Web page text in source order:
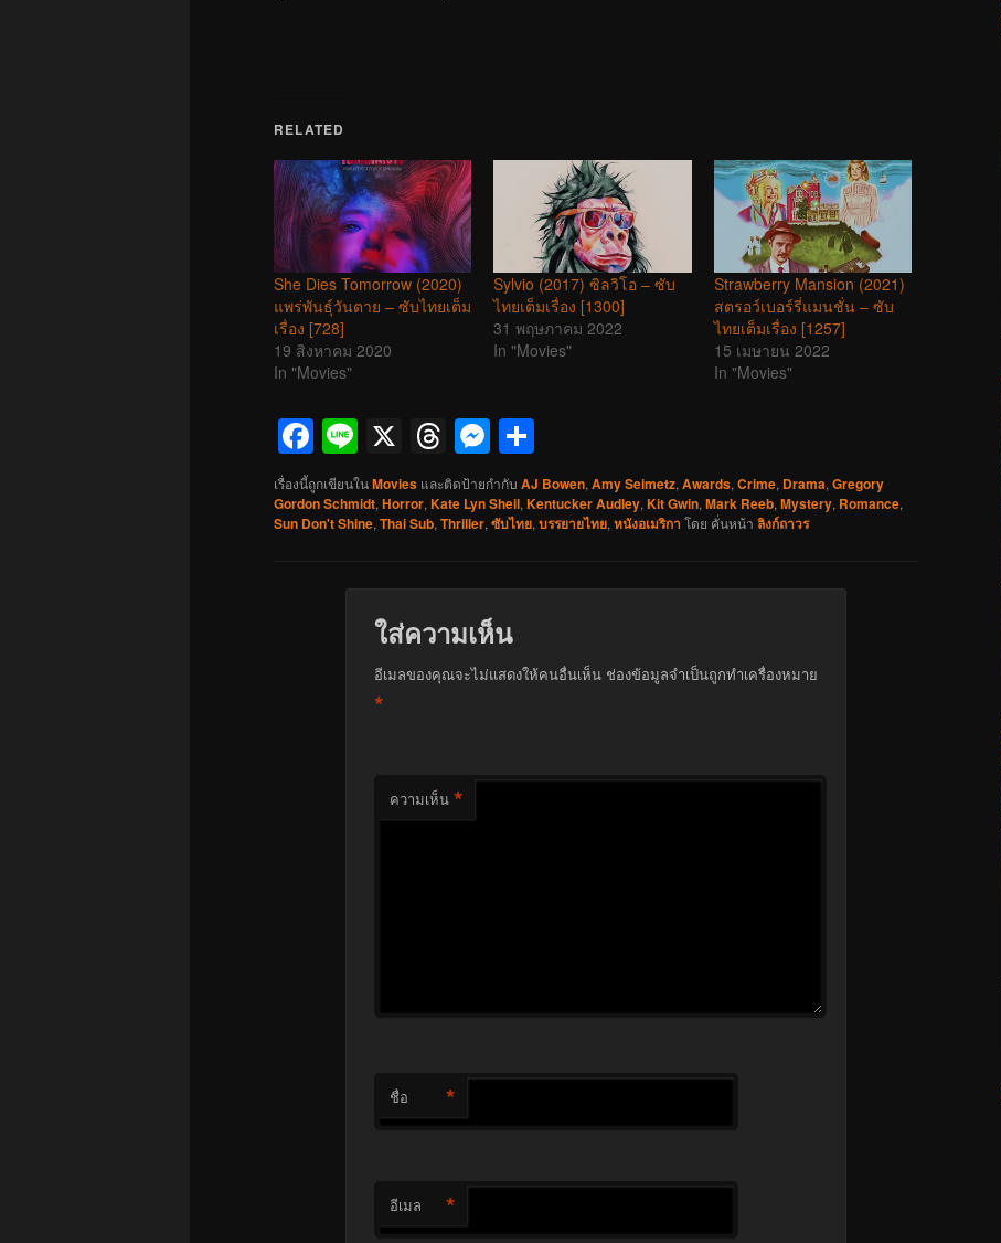
RELATED
She Dies Tomorrow (2020)
แพร่พันธุ์วันตาย – ซับไทยเต็ม
เรื่อง [728]
19 สิงหาคม 2020
In "Movies"
Sylvio (2017) ซิลวิโอ – ซับ
ไทยเต็มเรื่อง [1300]
31 พฤษภาคม 2022
In "Movies"
Strawberry Mansion (2021)
สตรอว์เบอร์รี่แมนชั่น – ซับ
ไทยเต็มเรื่อง [1257]
15 เมษายน 2022
In "Movies"
Facebook
Line
X Threads
Messenger
เรื่องนี้ถูกเขียนในMovies และติดป้ายกำกับ AJ Bowen, Amy Seimetz, Awards, Crime, Drama, Gregory
Gordon Schmidt, Horror, Kate Lyn Sheil, Kentucker Audley, Kit Gwin, Mark Reeb, Mystery, Romance,
Sun Don't Shine, Thai Sub, Thriller, ซับไทย, บรรยายไทย, หนังอเมริกา โดย คั่นหน้า ลิงก์ถาวร
ใส่ความเห็น
อีเมลของคุณจะไม่แสดงให้คนอื่นเห็น ช่องข้อมูลจำเป็นถูกทำเครื่องหมาย
*
ความเห็น *
ชื่อ *
อีเมล *